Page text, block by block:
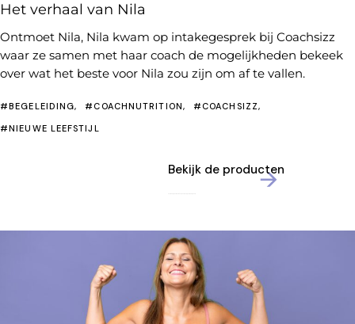
Het verhaal van Nila
Ontmoet Nila, Nila kwam op intakegesprek bij Coachsizz
waar ze samen met haar coach de mogelijkheden bekeek
over wat het beste voor Nila zou zijn om af te vallen.
Bekijk de producten
#BEGELEIDING #COACHNUTRITION
#COACHSIZZ
#NIEUWE LEEFSTIJL